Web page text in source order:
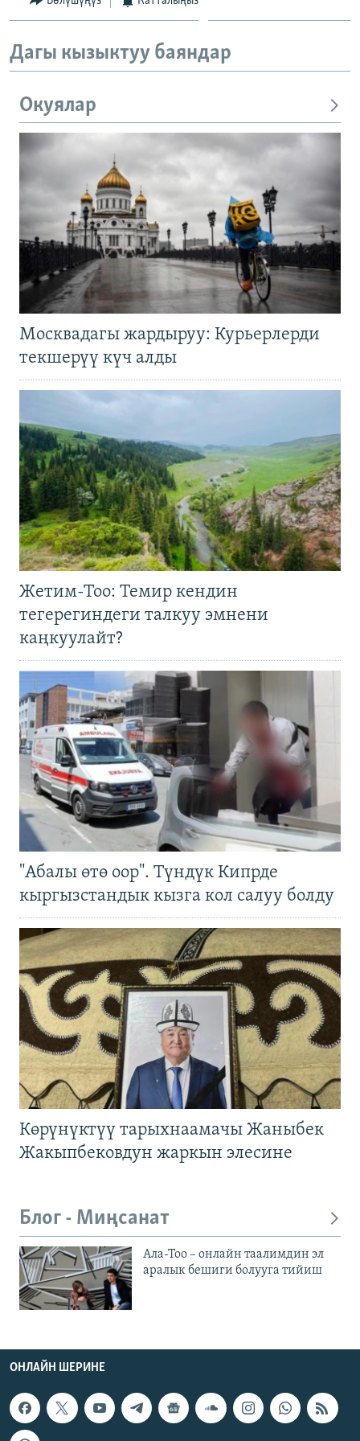
Дагы кызыктуу баяндар
Окуялар
Москвадагы жардыруу: Курьерлерди
текшерүү күч алды
Жетим-Тоо: Темир кендин
тегерегиндеги талкуу эмнени
каңкуулайт?
"Абалы өтө оор". Түндүк Кипрде
кыргызстандык кызга кол салуу болду
Көрүнүктүү тарыхнаамачы Жаныбек
Жакыпбековдун жаркын элесине
Блог - Миңсанат
Ала-Тоо – онлайн таалимдин эл
аралык бешиги болууга тийиш
ОНЛАЙН ШЕРИНЕ